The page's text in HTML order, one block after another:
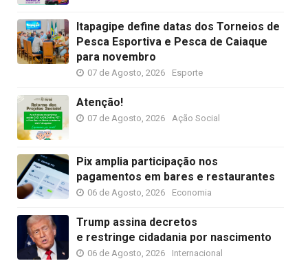
Itapagipe define datas dos Torneios de
Pesca Esportiva e Pesca de Caiaque
para novembro
07 de Agosto, 2026 Esporte
Atenção!
07 de Agosto, 2026 Ação Social
Pix amplia participação nos
pagamentos em bares e restaurantes
06 de Agosto, 2026 Economia
Trump assina decretos
e restringe cidadania por nascimento
06 de Agosto, 2026 Internacional